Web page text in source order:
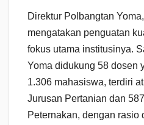
Direktur Polbangtan
mengatakan penguatan
fokus utama institusinya.
Yoma didukung 58 dosen
1.306 mahasiswa, terdiri
Jurusan Pertanian dan
Peternakan, dengan rasio